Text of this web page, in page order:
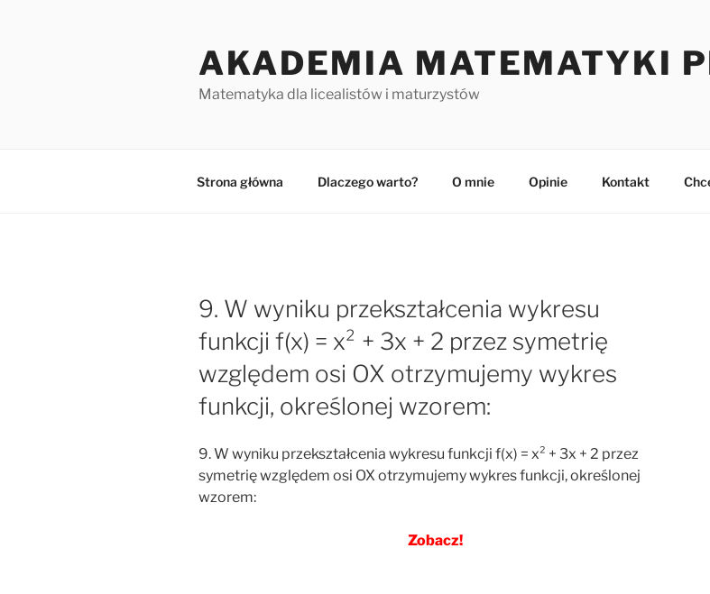
AKADEMIA MATEMATYKI
Matematyka dla licealistów i maturzystów
Strona główna Dlaczego warto? O mnie Opinie Kontakt
9. W wyniku przekształcenia wykresu
funkcji f(x) = x² + 3x + 2 przez symetrię
względem osi OX otrzymujemy wykres
funkcji, określonej wzorem:
9. W wyniku przekształcenia wykresu funkcji f(x) = x² + 3x + 2 przez
symetrię względem osi OX otrzymujemy wykres funkcji, określonej
wzorem:
Zobacz!